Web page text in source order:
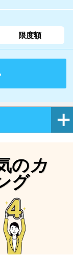
限度額
のカ
グ